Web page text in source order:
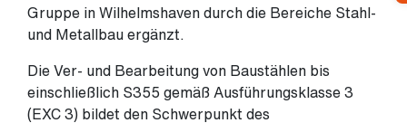
Gruppe in Wilhelmshaven durch die Bereiche Stahl-
und Metallbau ergänzt.
Die Ver- und Bearbeitung von Baustählen bis
einschließlich S355 gemäß Ausführungsklasse 3
(EXC 3) bildet den Schwerpunkt des